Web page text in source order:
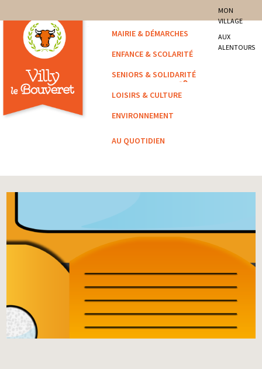
Villy-le-Bouveret
MON
VILLAGE
AUX
ALENTOURS
MAIRIE & DÉMARCHES
ENFANCE & SCOLARITÉ
SENIORS & SOLIDARITÉ
LOISIRS & CULTURE
ENVIRONNEMENT
AU QUOTIDIEN